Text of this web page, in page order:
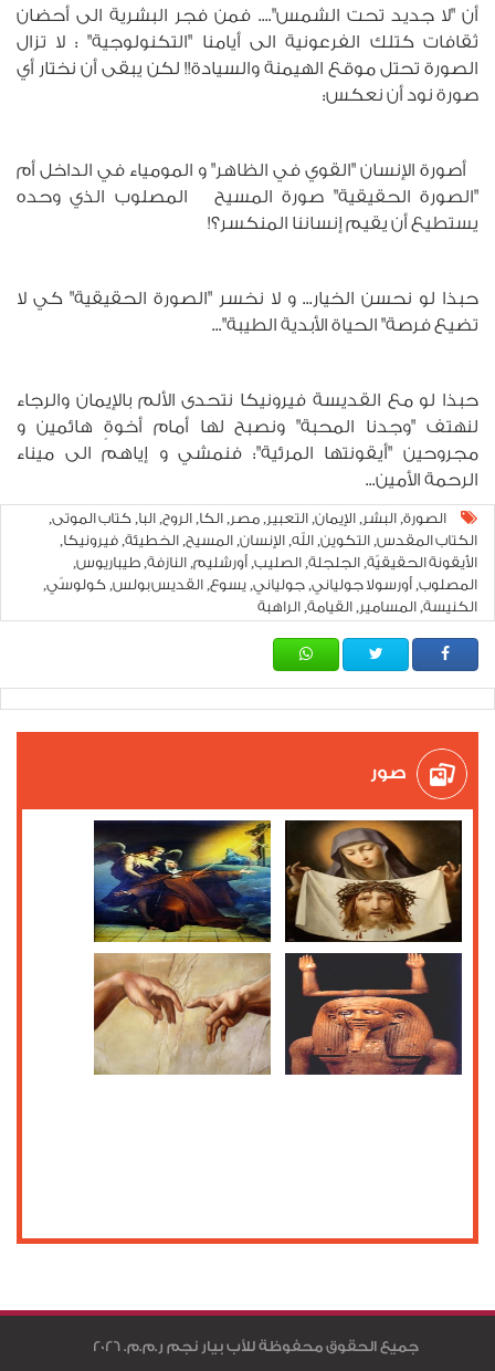
أن "لا جديد تحت الشمس".... فمن فجر البشرية الى أحضان
ثقافات كتلك الفرعونية الى أيامنا "التكنولوجية" : لا تزال
الصورة تحتل موقع الهيمنة والسيادة!! لكن يبقى أن نختار أي
صورة نود أن نعكس:
أصورة الإنسان "القوي في الظاهر" و المومياء في الداخل أم
"الصورة الحقيقية" صورة المسيح المصلوب الذي وحده
يستطيع أن يقيم إنساننا المنكسر؟!
حبذا لو نحسن الخيار... و لا نخسر "الصورة الحقيقية" كي لا
تضيع فرصة" الحياة الأبدية الطيبة"...
حبذا لو مع القديسة فيرونيكا نتحدى الألم بالإيمان والرجاء
لنهتف "وجدنا المحبة" ونصبح لها أمام أخوةٍ هائمين و
مجروحين "أيقونتها المرئية": فنمشي و إياهم الى ميناء
الرحمة الأمين...
الصورة, البشر, الإيمان, التعبير, مصر, الكا, الروح, البا, كتاب الموتى,
الكتاب المقدس, التكوين, الله, الإنسان, المسيح, الخطيئة, فيرونيكا,
الأيقونة الحقيقيّة, الجلجلة, الصليب, أورشليم, النازفة, طيباريوس,
المصلوب, أورسولا جولياني, جولياني, يسوع, القديس بولس, كولوسّي,
الكنيسة, المسامير, القيامة, الراهبة
صور
جميع الحقوق محفوظة للأب بيار نجم ر.م.م. 2026